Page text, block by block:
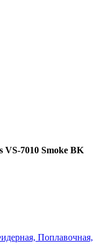
7010 Smoke BK
Поплавочная,